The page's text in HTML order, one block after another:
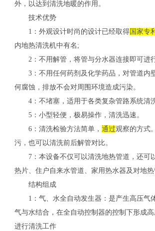
外，以达到清洗地暖的作用。
技术优势
1：外观设计时尚的设计已经取得国家专利
内地热清洗机中有名;
2：不用解管，将管与分水器连接即可进
3：不用任何药剂及化学药品，对管道内
何腐蚀，排放不会对周围环境造成污染。
4：不堵塞，适用于各类复杂管路系统清洗
5：小型轻便，极易操作，清洗迅速。
6：清洗检验方法简单， 通过观察的方式
污，也可以清洗前后解管对比。
7：本设备不仅可以清洗地热管道，还可
热片、住户自来水管道、家用热水器及对地热
结构组成
1：气、水全自动发生器：是产生高压气
气与水结合，在全自动控制器的控制下形成
进行清洗工作